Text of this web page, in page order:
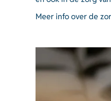
Meer info over de